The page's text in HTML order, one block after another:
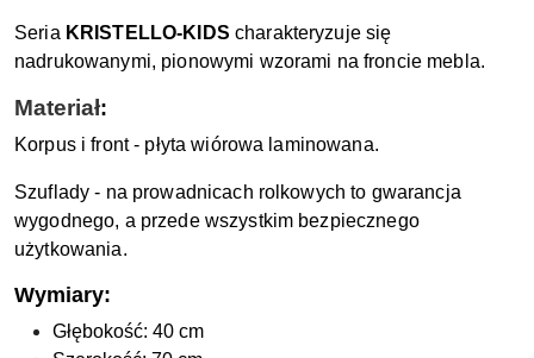
Seria KRISTELLO-KIDS charakteryzuje się
nadrukowanymi, pionowymi wzorami na froncie mebla.
Materiał:
Korpus i front - płyta wiórowa laminowana.
Szuflady - na prowadnicach rolkowych to gwarancja
wygodnego, a przede wszystkim bezpiecznego
użytkowania.
Wymiary:
Głębokość: 40 cm